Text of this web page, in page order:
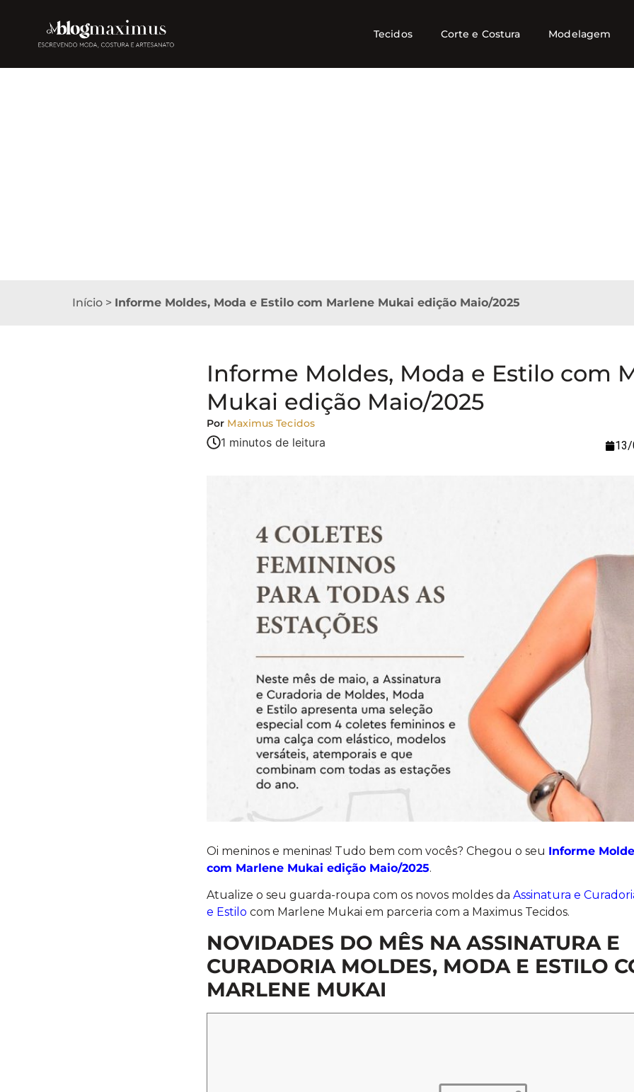
Tecidos Corte e Costura Modelagem
Início > Informe Moldes, Moda e Estilo com Marlene Mukai edição Maio/2025
Informe Moldes, Moda e Estilo com
Mukai edição Maio/2025
Por Maximus Tecidos
Oi meninos e meninas! Tudo bem com vocês? Chegou o seu Informe
com Marlene Mukai edição Maio/2025.
Atualize o seu guarda-roupa com os novos moldes daAssinatura e
e Estilo com Marlene Mukai em parceria com a Maximus Tecidos.
NOVIDADES DO MÊS NA ASSINATURA E
CURADORIA MOLDES, MODA E ESTILO
MARLENE MUKAI